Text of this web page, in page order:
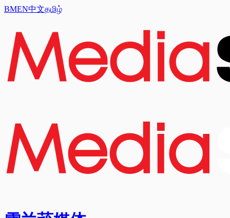
BMEN中文தமிழ்